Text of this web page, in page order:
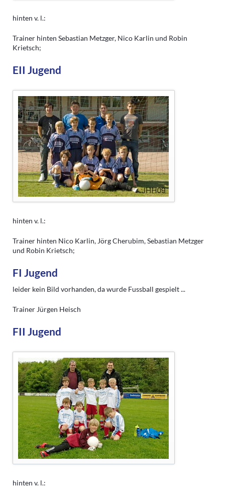
hinten v. l.:
Trainer hinten Sebastian Metzger, Nico Karlin und Robin
Krietsch;
EII Jugend
hinten v. l.:
Trainer hinten Nico Karlin, Jörg Cherubim, Sebastian Metzger
und Robin Krietsch;
FI Jugend
leider kein Bild vorhanden, da wurde Fussball gespielt ...
Trainer Jürgen Heisch
FII Jugend
hinten v. l.: